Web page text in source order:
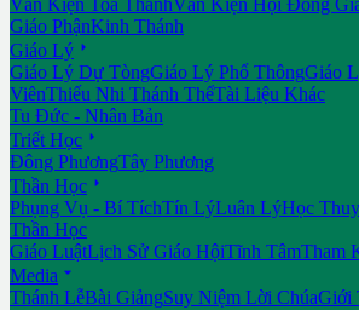
Văn Kiện Toà ThánhVăn Kiện Hội Đồng
Giáo PhậnKinh Thánh
Giáo Lý 
Giáo Lý Dự TòngGiáo Lý Phổ ThôngGiáo
ViênThiếu Nhi Thánh ThểTài Liệu Khác
Tu Đức - Nhân Bản
Triết Học 
Đông PhươngTây Phương
Thần Học 
Phụng Vụ - Bí TíchTín LýLuân LýHọc
Thần Học
Giáo LuậtLịch Sử Giáo HộiTĩnh TâmTham
Media 
Thánh LễBài GiảngSuy Niệm Lời ChúaGiới